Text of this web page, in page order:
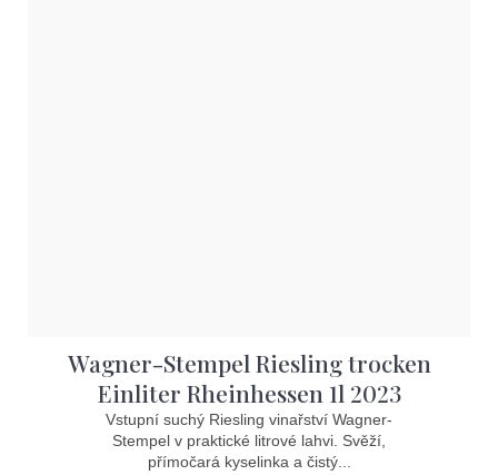
Wagner-Stempel Riesling trocken
Einliter Rheinhessen 1l 2023
Vstupní suchý Riesling vinařství Wagner-
Stempel v praktické litrové lahvi. Svěží,
přímočará kyselinka a čistý...